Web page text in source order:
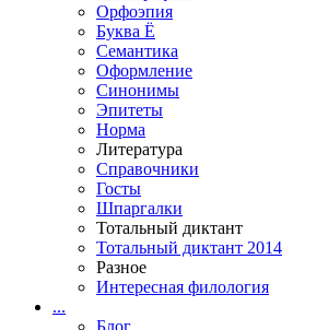
Орфоэпия
Буква Ё
Семантика
Оформление
Синонимы
Эпитеты
Норма
Литература
Справочники
Госты
Шпаргалки
Тотальный диктант
Тотальный диктант 2014
Разное
Интересная филология
...
Блог